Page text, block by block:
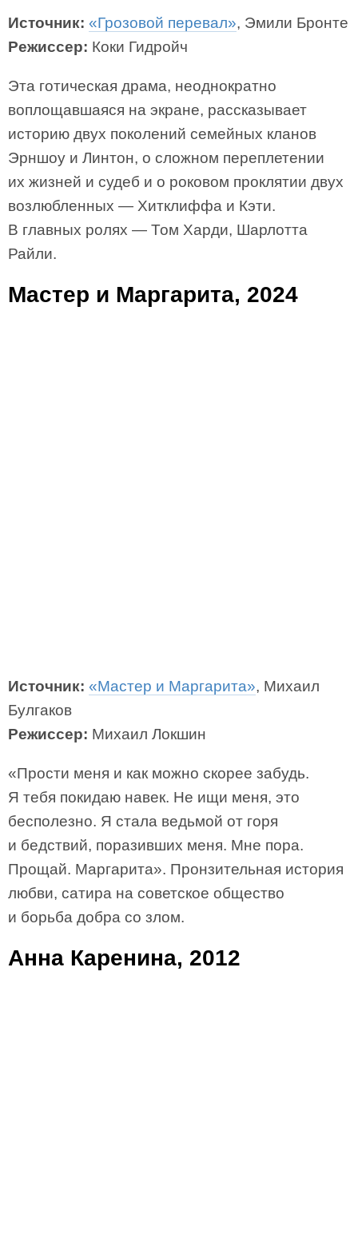
Источник: «Грозовой перевал», Эмили Бронте
Режиссер: Коки Гидройч
Эта готическая драма, неоднократно
воплощавшаяся на экране, рассказывает
историю двух поколений семейных кланов
Эрншоу и Линтон, о сложном переплетении
их жизней и судеб и о роковом проклятии двух
возлюбленных — Хитклиффа и Кэти.
В главных ролях — Том Харди, Шарлотта
Райли.
Мастер и Маргарита, 2024
Источник: «Мастер и Маргарита», Михаил
Булгаков
Режиссер: Михаил Локшин
«Прости меня и как можно скорее забудь.
Я тебя покидаю навек. Не ищи меня, это
бесполезно. Я стала ведьмой от горя
и бедствий, поразивших меня. Мне пора.
Прощай. Маргарита». Пронзительная история
любви, сатира на советское общество
и борьба добра со злом.
Анна Каренина, 2012